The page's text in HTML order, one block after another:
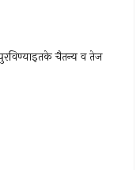
चैतन्य व तेज